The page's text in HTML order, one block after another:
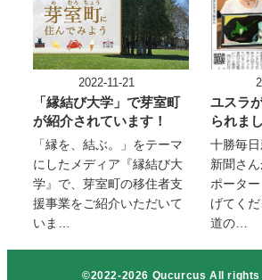
「縁結び大学」で芽室町
が紹介されています！
「縁を、結ぶ。」をテーマ
にしたメディア『縁結び大
学』で、芽室町の移住者支
援事業をご紹介いただいて
いま…
投稿日
2022-11-21
ユスラ
られま
十勝毎
新聞さ
ポータ
げてく
道の…
©2022-2026 Qucurcus All